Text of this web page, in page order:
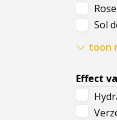
Sol
up
toon
Effect